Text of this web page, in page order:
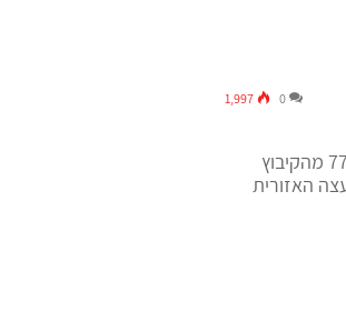
0
1,997
לפני קרוב לשנה, ראתה מרים הונציקר 77 מהקיבוץ
האזורית